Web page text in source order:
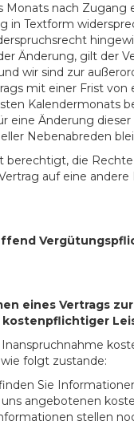
Monats nach Zugang
in Textform
Änderung, gilt der
wir sind zur
mit einer Frist von
Kalendermonats
eine Änderung dieser
Nebenabreden
die Rechte
auf eine andere
eines Vertrags zur
kostenpflichtiger
Inanspruchnahme
folgt zustande:
Sie
angebotenen
stellen